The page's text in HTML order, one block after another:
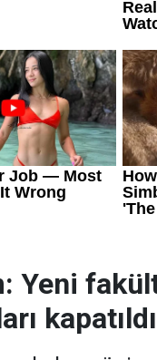
Yeni
kapatıldı